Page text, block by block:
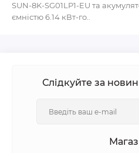
SUN-8K-SG01LP1-EU та
ємністю 6.14 кВт-го..
Слідкуйте за